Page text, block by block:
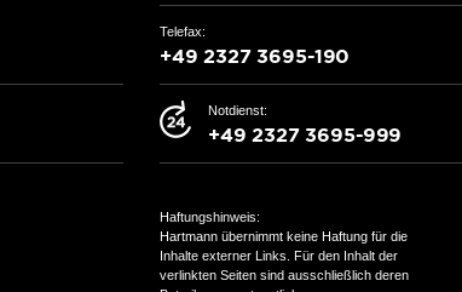
Telefax:
Notdienst:
Haftungshinweis:
Hartmann übernimmt keine Haftung für die
Inhalte externer Links. Für den Inhalt der
verlinkten Seiten sind ausschließlich deren